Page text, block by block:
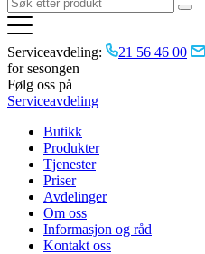
Serviceavdeling: 21 56 46 00
for sesongen
Følg oss på
Serviceavdeling
Butikk
Produkter
Tjenester
Priser
Avdelinger
Om oss
Informasjon og råd
Kontakt oss